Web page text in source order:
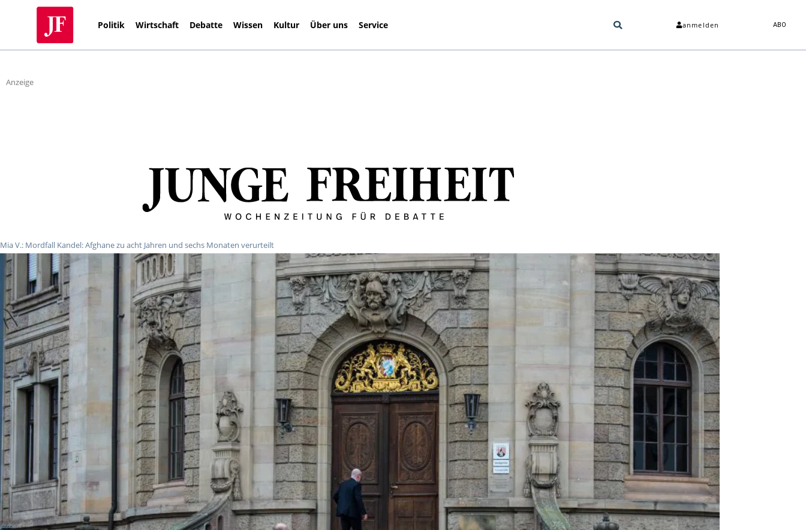
Politik Wirtschaft Debatte Wissen Kultur Über uns Service anmelden ABO
Anzeige
Mia V.: Mordfall Kandel: Afghane zu acht Jahren und sechs Monaten verurteilt